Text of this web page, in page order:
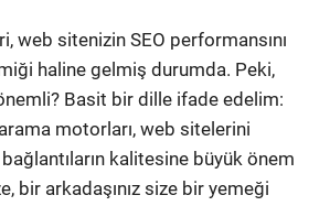
web sitenizin SEO performansını
haline gelmiş durumda. Peki,
Basit bir dille ifade edelim:
motorları, web sitelerini
kalitesine büyük önem
bir arkadaşınız size bir yemeği